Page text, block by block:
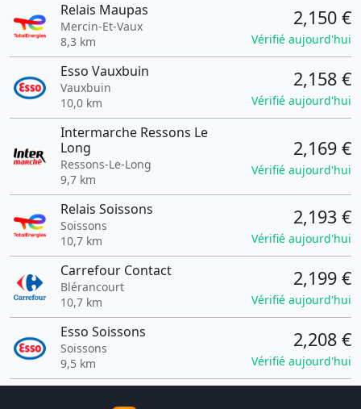
Relais Maupas
Mercin-Et-Vaux
8,3 km
2,150 €
Vérifié aujourd'hui
Esso Vauxbuin
Vauxbuin
10,0 km
2,158 €
Vérifié aujourd'hui
Intermarche Ressons Le
Long
Ressons-Le-Long
9,7 km
2,169 €
Vérifié aujourd'hui
Relais Soissons
Soissons
10,7 km
2,193 €
Vérifié aujourd'hui
Carrefour Contact
Blérancourt
10,7 km
2,199 €
Vérifié aujourd'hui
Esso Soissons
Soissons
9,5 km
2,208 €
Vérifié aujourd'hui